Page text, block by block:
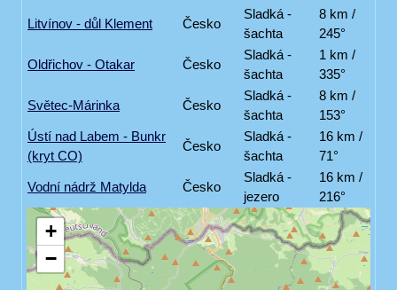
Litvínov - důl Klement Česko
Sladká -
šachta
8 km /
245°
Oldřichov - Otakar Česko
Sladká -
šachta
1 km /
335°
Světec-Márinka Česko
Sladká -
šachta
8 km /
153°
Ústí nad Labem - Bunkr
(kryt CO)
Česko
Sladká -
šachta
16 km /
71°
Vodní nádrž Matylda Česko
Sladká -
jezero
16 km /
216°